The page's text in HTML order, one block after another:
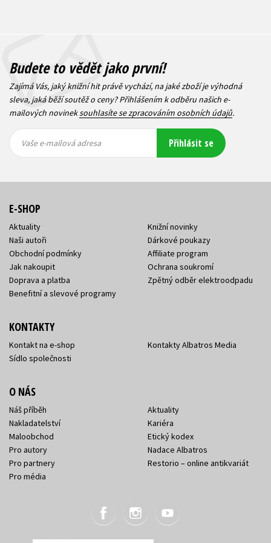
Budete to vědět jako první!
Zajímá Vás, jaký knižní hit právě vychází, na jaké zboží je výhodná
sleva, jaká běží soutěž o ceny? Přihlášením k odběru našich e-
mailových novineksouhlasíte se zpracováním osobních údajů.
mailová
mailová
Vaše e-mailová adresa Přihlásit se
E-SHOP
Aktuality
Naši autoři
Obchodní podmínky
Jak nakoupit
Doprava a platba
Benefitní a slevové programy
Knižní novinky
Dárkové poukazy
Affiliate program
Ochrana soukromí
Zpětný odběr elektroodpadu
KONTAKTY
Kontakt na e-shop
Sídlo společnosti
Kontakty Albatros Media
O NÁS
Náš příběh
Nakladatelství
Maloobchod
Pro autory
Pro partnery
Pro média
Aktuality
Kariéra
Etický kodex
Nadace Albatros
Restorio – online antikvariát